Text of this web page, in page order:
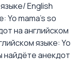
English
Yo mama's so
на английском
языке: Yo
найдёте анекдот